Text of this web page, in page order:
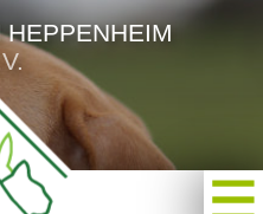
HEPPENHEIM